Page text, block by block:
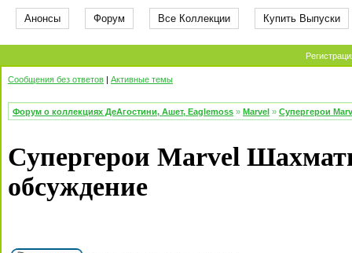
Анонсы Форум Все Коллекции Купить Выпуски
Сообщения без ответов | Активные темы
Форум о коллекциях ДеАгостини, Ашет, Eaglemoss » Marvel » Супергерои
Супергерои Marvel
обсуждение